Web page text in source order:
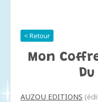
< Retour
Mon
AUZOU EDITIONS